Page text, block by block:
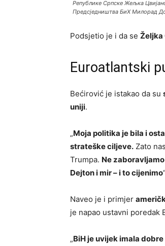
Републике Српске Жељка
Предсједништва БиХ Милорад
Podsjetio je i da se Željka
Euroatlantski
Bećirović je istakao da su
uniji.
„Moja politika je bila i
strateške ciljeve. Zato
Trumpa. Ne
Dejton i mir – i to cijenimo
Naveo je i primjer
je napao ustavni poredak
„BiH je uvijek imala